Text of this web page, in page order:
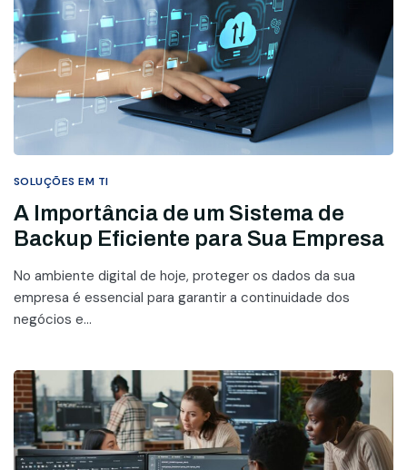
SOLUÇÕES EM TI
A Importância de um Sistema de
Backup Eficiente para Sua Empresa
No ambiente digital de hoje, proteger os dados da sua
empresa é essencial para garantir a continuidade dos
negócios e...